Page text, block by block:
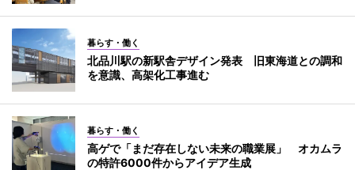
暮らす・働く
北品川駅の新駅舎デザイン発表 旧東海道との調和
を意識、高架化工事進む
暮らす・働く
高ゲで「まだ存在しない未来の職業展」 オカムラ
の特許6000件からアイデア生成